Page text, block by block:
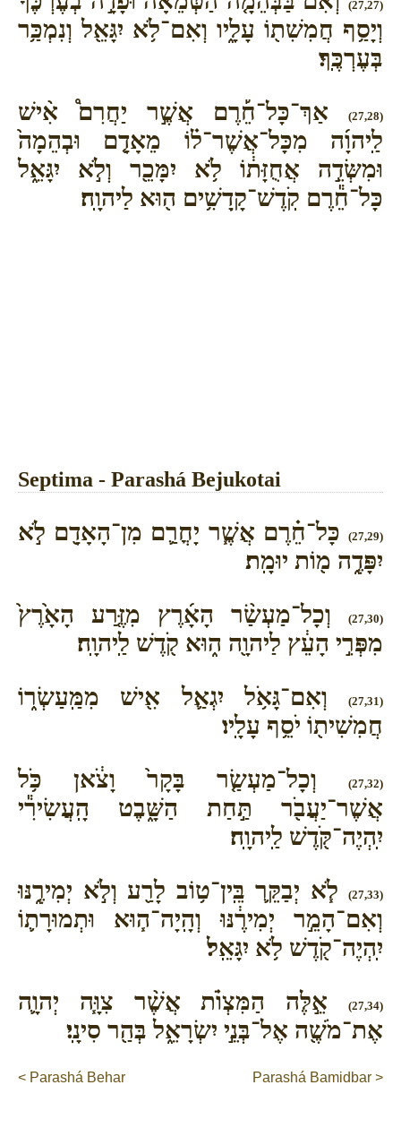
(27,27)
וְיָסַ֥ף חֲמִשִׁת֖וֹ עָלָ֑יו וְאִם־לֹ֥א יִגָּאֵ֖ל וְנִמְכַּ֥ר
בְּעֶרְכֶּֽךָ׃
(27,28)
אַךְ־כָּל־חֵ֡רֶם אֲשֶׁ֣ר יַחֲרִם֩ אִ֨ישׁ
לַֽיהוָ֜ה מִכָּל־אֲשֶׁר־ל֗וֹ מֵאָדָ֤ם וּבְהֵמָה֙
וּמִשְּׂדֵ֣ה אֲחֻזָּת֔וֹ לֹ֥א יִמָּכֵ֖ר וְלֹ֣א יִגָּאֵ֑ל
כָּל־חֵ֕רֶם קֹֽדֶשׁ־קָֽדָשִׁ֥ים ה֖וּא לַיהוָֽה׃
Septima - Parashá Bejukotai
(27,29)
כָּל־חֵ֗רֶם אֲשֶׁ֧ר יָחֳרַ֛ם מִן־הָאָדָ֖ם לֹ֣א
יִפָּדֶ֑ה מ֖וֹת יוּמָֽת׃
(27,30)
וְכָל־מַעְשַׂ֨ר הָאָ֜רֶץ מִזֶּ֤רַע הָאָ֙רֶץ֙
מִפְּרִ֣י הָעֵ֔ץ לַיהוָ֖ה ה֑וּא קֹ֖דֶשׁ לַֽיהוָֽה׃
(27,31)
וְאִם־גָּאֹ֥ל יִגְאַ֛ל אִ֖ישׁ מִמַּֽעַשְׂר֑וֹ
חֲמִשִׁית֖וֹ יֹסֵ֥ף עָלָֽיו׃
(27,32)
וְכָל־מַעְשַׂ֤ר בָּקָר֙ וָצֹ֔אן כֹּ֥ל
אֲשֶׁר־יַעֲבֹ֖ר תַּ֣חַת הַשָּׁ֑בֶט הָֽעֲשִׂירִ֕י
יִֽהְיֶה־קֹּ֖דֶשׁ לַֽיהוָֽה׃
(27,33)
לֹ֧א יְבַקֵּ֛ר בֵּֽין־ט֥וֹב לָרַ֖ע וְלֹ֣א יְמִירֶ֑נּוּ
וְאִם־הָמֵ֣ר יְמִירֶ֔נּוּ וְהָֽיָה־ה֧וּא וּתְמוּרָת֛וֹ
יִֽהְיֶה־קֹ֖דֶשׁ לֹ֥א יִגָּאֵֽל׃
(27,34)
אֵ֣לֶּה הַמִּצְוֺ֗ת אֲשֶׁ֨ר צִוָּ֧ה יְהוָ֛ה
אֶת־מֹשֶׁ֖ה אֶל־בְּנֵ֣י יִשְׂרָאֵ֑ל בְּהַ֖ר סִינָֽי׃
< Parashá Behar Parashá Bamidbar >